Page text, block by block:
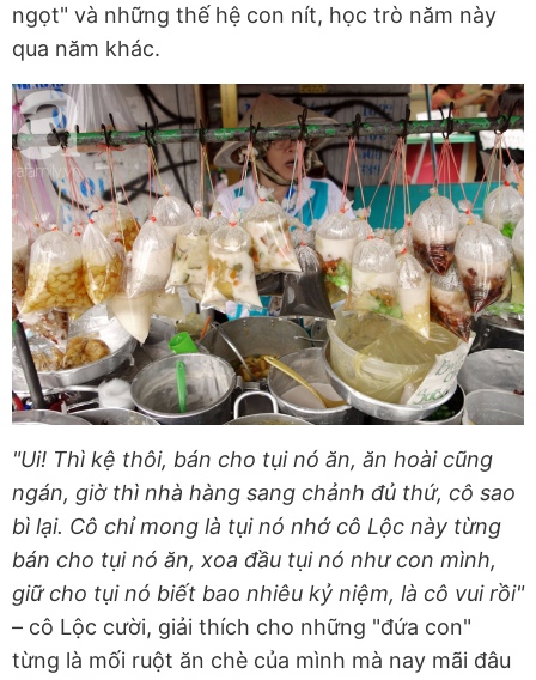
ngọt" và những thế hệ con nít, học trò năm này
qua năm khác.
"Ui! Thì kệ thôi, bán cho tụi nó ăn, ăn hoài cũng
ngán, giờ thì nhà hàng sang chảnh đủ thứ, cô sao
bì lại. Cô chỉ mong là tụi nó nhớ cô Lộc này từng
bán cho tụi nó ăn, xoa đầu tụi nó như con mình,
giữ cho tụi nó biết bao nhiêu kỷ niệm, là cô vui rồi"
– cô Lộc cười, giải thích cho những "đứa con"
từng là mối ruột ăn chè của mình mà nay mãi đâu